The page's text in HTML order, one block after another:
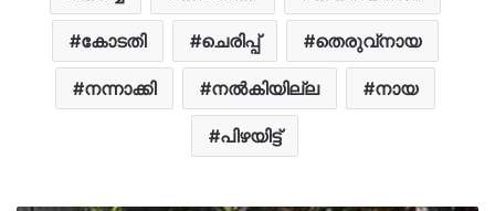
കോടതി ചെരിപ്പ് തെരുവ്‌നായ
നന്നാക്കി നൽകിയില്ല നായ
പിഴയിട്ട്